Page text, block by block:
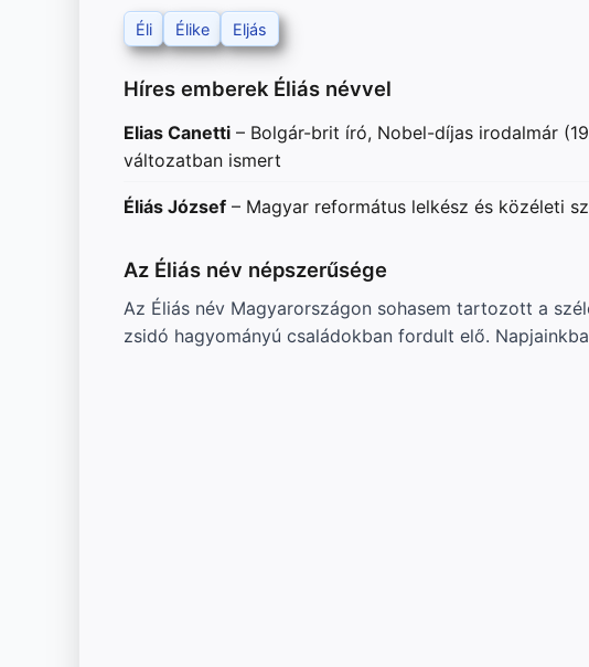
Éli Élike Eljás
Híres emberek Éliás névvel
Elias Canetti – Bolgár-brit író, Nobel-díjas irodalmár
változatban ismert
Éliás József – Magyar református lelkész és közéleti
Az Éliás név népszerűsége
Az Éliás név Magyarországon sohasem tartozott a
zsidó hagyományú családokban fordult elő.